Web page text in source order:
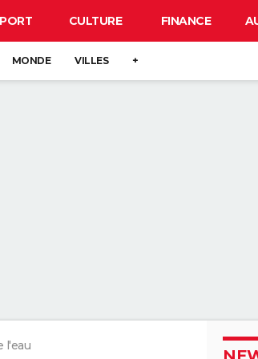
CULTURE FINANCE
MONDE VILLES +
l'eau